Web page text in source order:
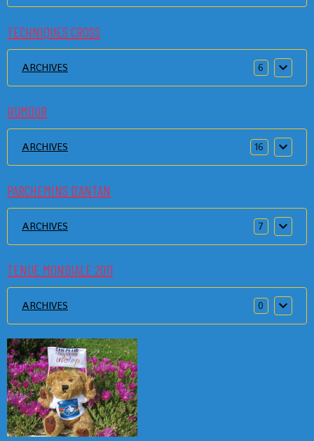
TECHNIQUES CROSS
ARCHIVES 6
HUMOUR
ARCHIVES 16
PARCHEMINS D'ANTAN
ARCHIVES 7
TENUE MONDIALE 2011
ARCHIVES 0